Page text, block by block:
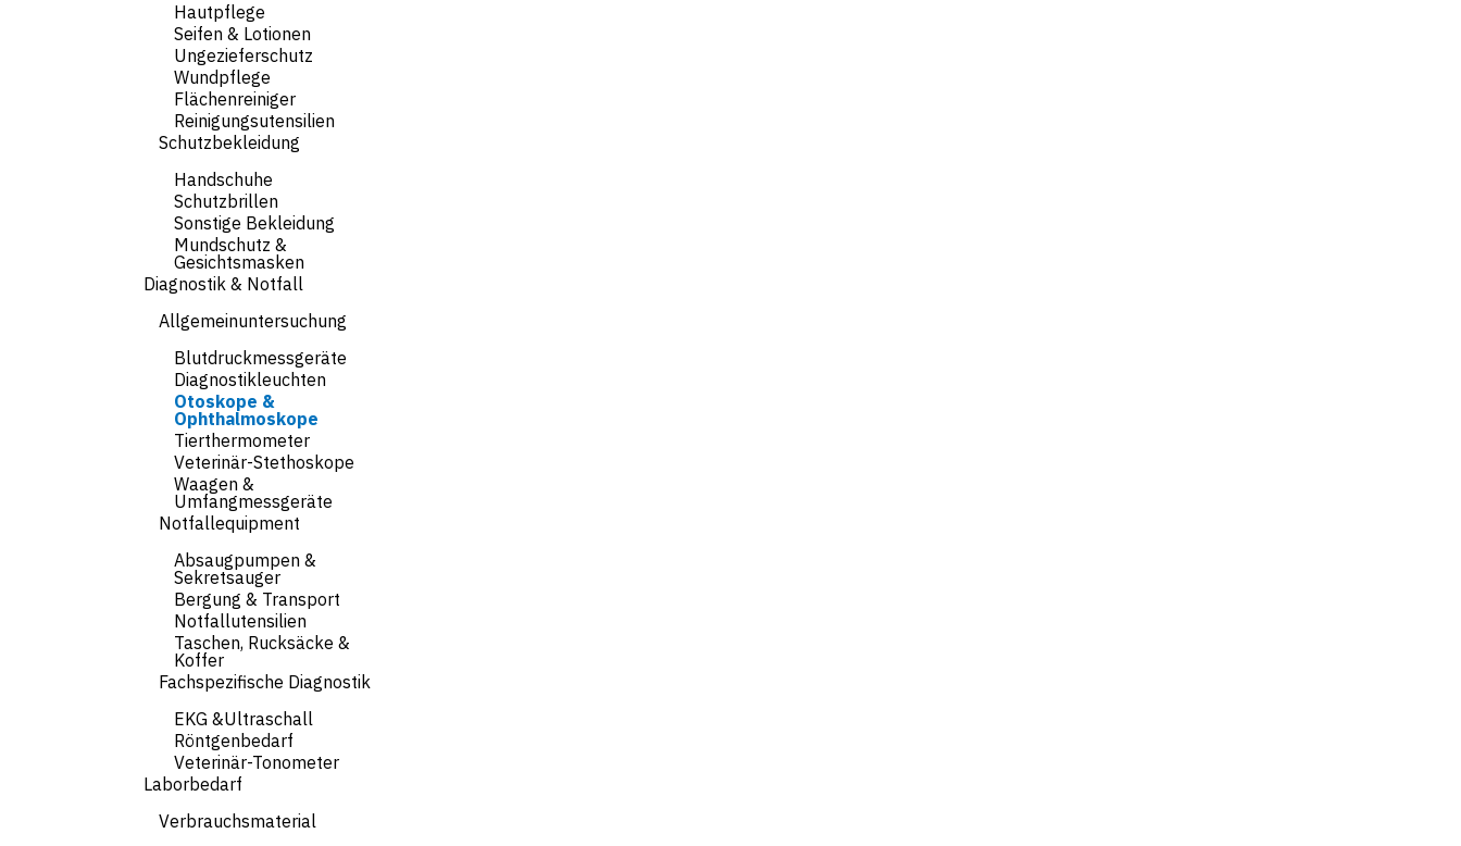
Hautpflege
Seifen & Lotionen
Ungezieferschutz
Wundpflege
Flächenreiniger
Reinigungsutensilien
Schutzbekleidung
Handschuhe
Schutzbrillen
Sonstige Bekleidung
Mundschutz &
Gesichtsmasken
Diagnostik & Notfall
Allgemeinuntersuchung
Blutdruckmessgeräte
Diagnostikleuchten
Otoskope &
Ophthalmoskope
Tierthermometer
Veterinär-Stethoskope
Waagen &
Umfangmessgeräte
Notfallequipment
Absaugpumpen &
Sekretsauger
Bergung & Transport
Notfallutensilien
Taschen, Rucksäcke &
Koffer
Fachspezifische Diagnostik
EKG &Ultraschall
Röntgenbedarf
Veterinär-Tonometer
Laborbedarf
Verbrauchsmaterial